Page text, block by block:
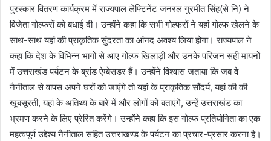
पुरस्कार वितरण कार्यक्रम में राज्यपाल लेफ्टिनेंट जनरल गुरमीत सिंह(से नि) ने
विजेता गोल्फरों को बधाई दी। उन्होंने कहा कि सभी गोल्फरों ने यहां गोल्फ खेलने के
साथ-साथ यहां की प्राकृतिक सुंदरता का आंनद अवश्य लिया होगा। राज्यपाल ने
कहा कि देश के विभिन्न भागों से आए गोल्फ खिलाड़ी और उनके परिजन सही मायनों
में उत्तराखंड पर्यटन के ब्रांड ऐम्बेसडर हैं। उन्होंने विश्वास जताया कि जब वे
नैनीताल से वापस अपने घरों को जाएंगे तो यहां के प्राकृतिक सौंदर्य, यहां की की
खूबसूरती, यहां के अतिथ्य के बारे में और लोगों को बताएंगे, उन्हें उत्तराखंड का
भ्रमण करने के लिए प्रेरित करेंगे। उन्होंने कहा कि इस गोल्फ प्रतियोगिता का एक
महत्वपूर्ण उद्देश्य नैनीताल सहित उत्तराखण्ड के पर्यटन का प्रचार-प्रसार करना है।